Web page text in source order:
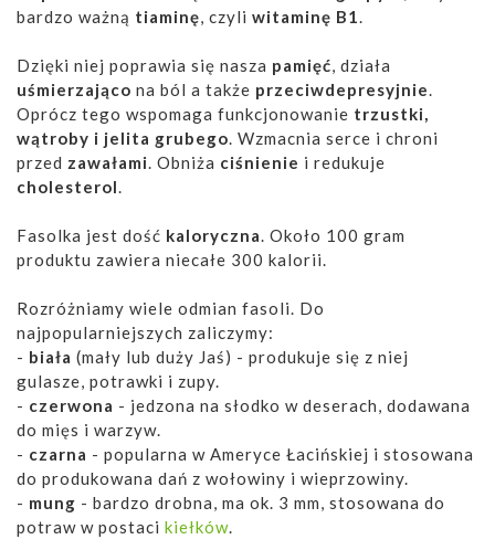
bardzo ważną tiaminę, czyli witaminę B1.
Dzięki niej poprawia się nasza pamięć, działa
uśmierzająco na ból a także przeciwdepresyjnie.
Oprócz tego wspomaga funkcjonowanie trzustki,
wątroby i jelita grubego. Wzmacnia serce i chroni
przed zawałami. Obniża ciśnienie i redukuje
cholesterol.
Fasolka jest dość kaloryczna. Około 100 gram
produktu zawiera niecałe 300 kalorii.
Rozróżniamy wiele odmian fasoli. Do
najpopularniejszych zaliczymy:
- biała (mały lub duży Jaś) - produkuje się z niej
gulasze, potrawki i zupy.
- czerwona - jedzona na słodko w deserach, dodawana
do mięs i warzyw.
- czarna - popularna w Ameryce Łacińskiej i stosowana
do produkowana dań z wołowiny i wieprzowiny.
- mung - bardzo drobna, ma ok. 3 mm, stosowana do
potraw w postaci kiełków.